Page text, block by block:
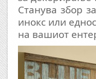
Станува збор
инокс или
на вашиот